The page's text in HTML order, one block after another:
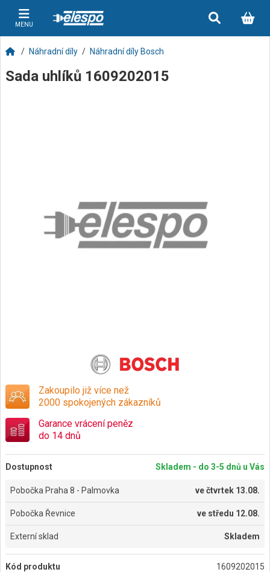
MENU
Náhradní díly Náhradní díly Bosch
Sada uhlíků 1609202015
Zakoupilo již více než
2000 spokojených zákazníků
Garance vrácení peněz
do 14 dnů
Dostupnost Skladem - do 3-5 dnů u Vás
Pobočka Praha 8 - Palmovka večtvrtek 13.08.
Pobočka Řevnice ve středu 12.08.
Externí sklad Skladem
Kód produktu 1609202015